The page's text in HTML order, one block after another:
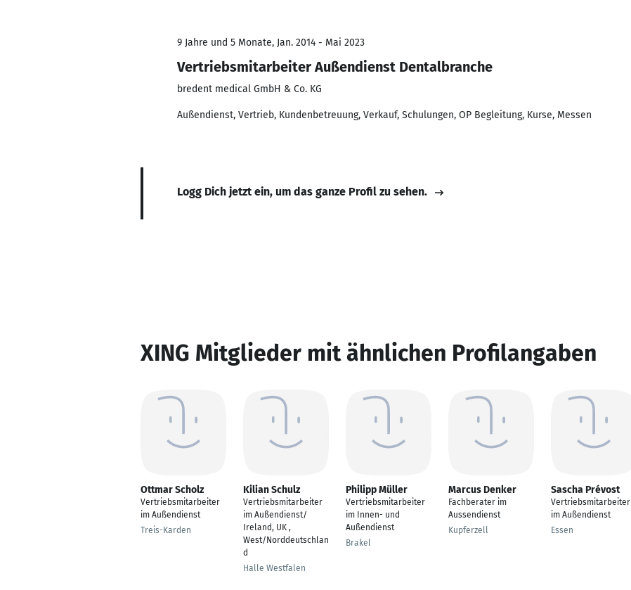
9 Jahre und 5 Monate, Jan. 2014 - Mai 2023
Vertriebsmitarbeiter Außendienst Dentalbranche
bredent medical GmbH & Co. KG
Außendienst, Vertrieb, Kundenbetreuung, Verkauf, Schulungen, OP Begleitung, Kurse, Messen
Logg Dich jetzt ein, um das ganze Profil zu sehen.
XING Mitglieder mit ähnlichen Profilangaben
Ottmar Scholz
Vertriebsmitarbeiter
im Außendienst
Treis-Karden
Kilian Schulz
Vertriebsmitarbeiter
im Außendienst/
Ireland, UK ,
West/Norddeutschlan
d
Halle Westfalen
Philipp Müller
Vertriebsmitarbeiter
im Innen- und
Außendienst
Brakel
Marcus Denker
Fachberater im
Aussendienst
Kupferzell
Sascha Prévost
Vertriebsmitarbeiter
im Außendienst
Essen